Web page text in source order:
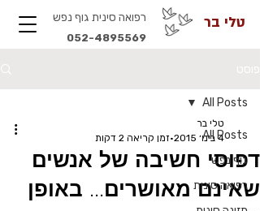
טלי בר רפואה סינית גוף נפש
052-4895569
All Posts
גוף נפש
רפואה סינית
All Posts
דפוסי חשיבה של אנשים
שאינם מאושרים... באופן
טלי בר
4 בינו׳ 2015
זמן קריאה 2 דקות